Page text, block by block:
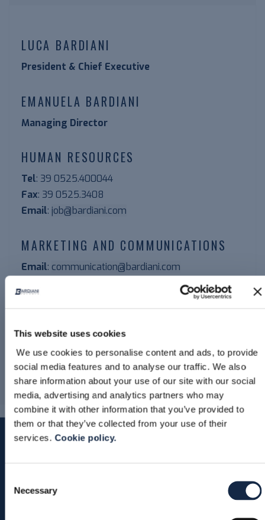
This website uses cookies
We use cookies to personalise content and ads, to provide
social media features and to analyse our traffic. We also
share information about your use of our site with our social
media, advertising and analytics partners who may
combine it with other information that you’ve provided to
them or that they’ve collected from your use of their
services. Cookie policy.
Selection
Necessary
LUCA BARDIANI
President & Chief Executive
EMANUELA BARDIANI
Managing Director
HUMAN RESOURCES
Tel: 39 0525.400044
Fax: 39 0525.3408
Email: job@bardiani.com
MARKETING AND COMMUNICATIONS
Email: communication@bardiani.com
Export Sales Department
After sales service department
R&D and Technical Department
Purchasing Department